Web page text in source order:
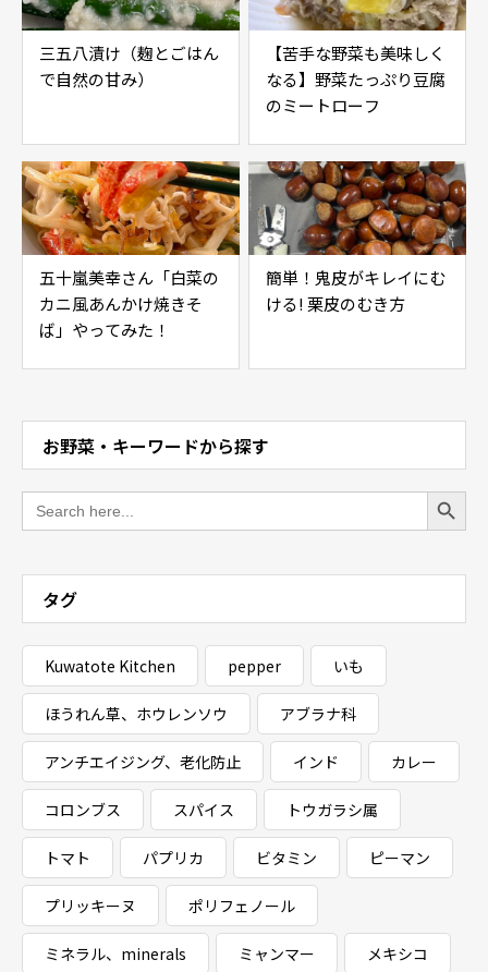
三五八漬け（麹とごはん
で自然の甘み）
【苦手な野菜も美味しく
なる】野菜たっぷり豆腐
のミートローフ
五十嵐美幸さん「白菜の
カニ風あんかけ焼きそ
ば」やってみた！
簡単！鬼皮がキレイにむ
ける! 栗皮のむき方
お野菜・キーワードから探す
Search
for:
Search Button
タグ
Kuwatote Kitchen pepper いも
ほうれん草、ホウレンソウ アブラナ科
アンチエイジング、老化防止 インド カレー
コロンブス スパイス トウガラシ属
トマト パプリカ ビタミン ピーマン
プリッキーヌ ポリフェノール
ミネラル、minerals ミャンマー メキシコ